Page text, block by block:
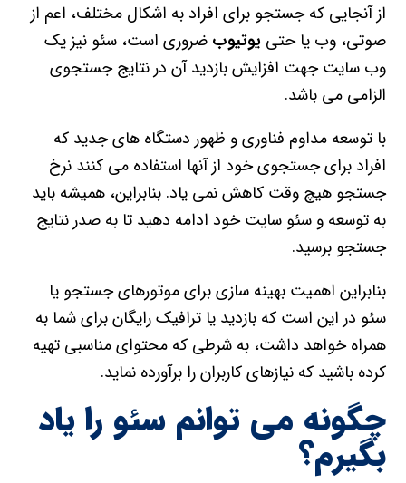
از آنجایی که جستجو برای افراد به اشکال مختلف، اعم از
صوتی، وب یا حتی یوتیوبضروری است، سئو نیز یک
وب سایت جهت افزایش بازدید آن در نتایج جستجوی
الزامی می باشد.
با توسعه مداوم فناوری و ظهور دستگاه های جدید که
افراد برای جستجوی خود از آنها استفاده می کنند نرخ
جستجو هیچ وقت کاهش نمی یاد. بنابراین، همیشه باید
به توسعه و سئو سایت خود ادامه دهید تا به صدر نتایج
جستجو برسید.
بنابراین اهمیت بهینه سازی برای موتورهای جستجو یا
سئو در این است که بازدید یا ترافیک رایگان برای شما به
همراه خواهد داشت، به شرطی که محتوای مناسبی تهیه
کرده باشید که نیازهای کاربران را برآورده نماید.
چگونه می توانم سئو را یاد
بگیرم؟